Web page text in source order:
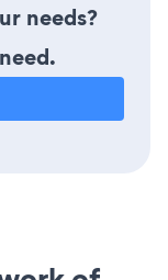
needs?